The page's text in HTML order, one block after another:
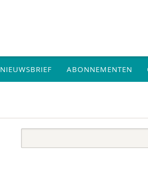
NIEUWSBRIEF ABONNEMENTEN